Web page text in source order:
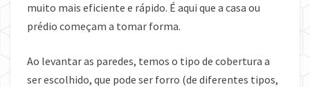
muito mais eficiente e rápido. É aqui que a casa ou
prédio começam a tomar forma.
Ao levantar as paredes, temos o tipo de cobertura a
ser escolhido, que pode ser forro (de diferentes tipos,